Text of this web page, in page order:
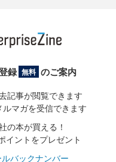
録 無料 のご案内
記事が閲覧できます
ルマガを受信できます
の本が買える！
イントをプレゼント
ルバックナンバー